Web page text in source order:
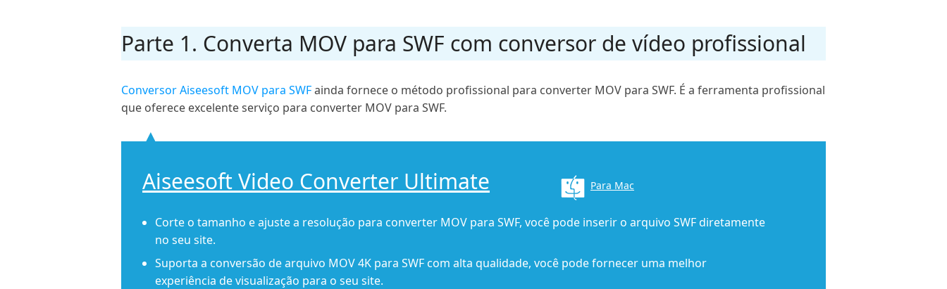
Parte 1. Converta MOV para SWF com conversor de vídeo profissional
Conversor Aiseesoft MOV para SWFainda fornece o método profissional para converter MOV para SWF. É a ferramenta profissional
que oferece excelente serviço para converter MOV para SWF.
Aiseesoft Video Converter Ultimate Para Mac
Corte o tamanho e ajuste a resolução para converter MOV para SWF, você pode inserir o arquivo SWF diretamente
no seu site.
Suporta a conversão de arquivo MOV 4K para SWF com alta qualidade, você pode fornecer uma melhor
experiência de visualização para o seu site.